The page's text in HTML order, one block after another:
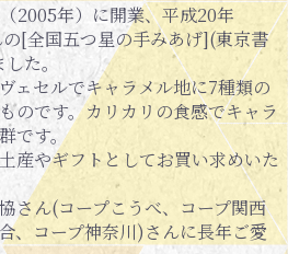
2005年）に開業、平成20年
[全国五つ星の手みあげ](東京書
た。
ェセルでキャラメル地に7種類の
のです。カリカリの食感でキャラ
です。
産やギフトとしてお買い求めいた
さん(コープこうべ、コープ関西
、コープ神奈川)さんに長年ご愛